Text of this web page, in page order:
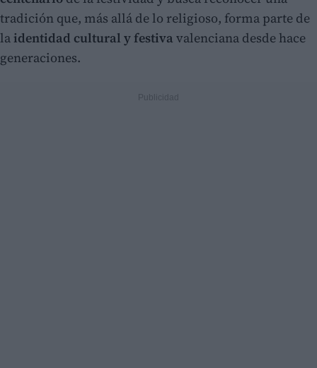
tradición que, más allá de lo religioso, forma parte de
laidentidad cultural y festiva valenciana desde hace
generaciones.